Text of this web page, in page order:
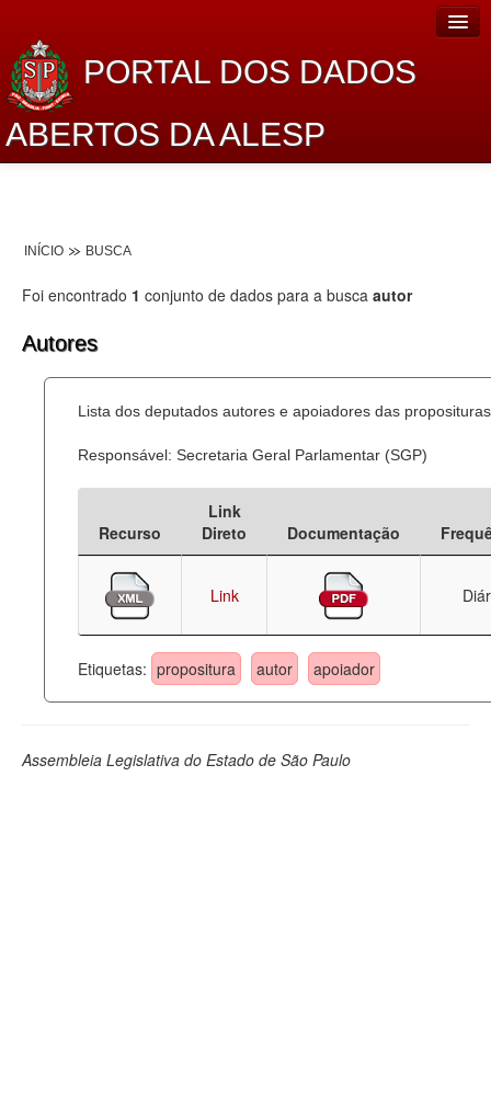
PORTAL DOS DADOS
ABERTOS DA ALESP
Lei de Acesso à Informação
Dados Governamentais Abertos
Processo Legislativo
Deputados Estaduais
Administração
Legislação
Perguntas frequentes
INÍCIO BUSCA
Foi encontrado 1 conjunto de dados para a busca autor
Autores
Lista dos deputados autores e apoiadores das
Responsável: Secretaria Geral Parlamentar (SGP)
Recurso
Link
Direto
Documentação
Link
Etiquetas: propositura autor apoiador
Assembleia Legislativa do Estado de São Paulo